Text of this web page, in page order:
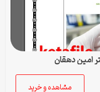
مشاهده و خرید